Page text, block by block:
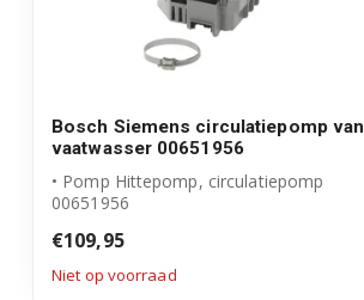
Bosch Siemens circulatiepomp van
vaatwasser 00651956
• Pomp Hittepomp, circulatiepomp
00651956
• ...
€109,95
Niet op voorraad